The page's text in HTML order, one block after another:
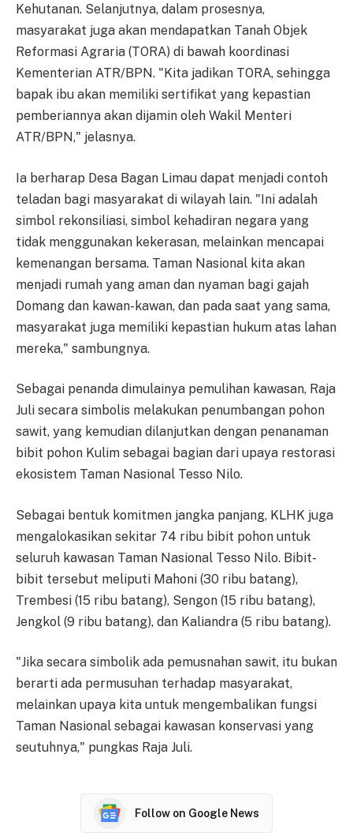
Kehutanan. Selanjutnya, dalam prosesnya,
masyarakat juga akan mendapatkan Tanah Objek
Reformasi Agraria (TORA) di bawah koordinasi
Kementerian ATR/BPN. "Kita jadikan TORA, sehingga
bapak ibu akan memiliki sertifikat yang kepastian
pemberiannya akan dijamin oleh Wakil Menteri
ATR/BPN," jelasnya.
Ia berharap Desa Bagan Limau dapat menjadi contoh
teladan bagi masyarakat di wilayah lain. "Ini adalah
simbol rekonsiliasi, simbol kehadiran negara yang
tidak menggunakan kekerasan, melainkan mencapai
kemenangan bersama. Taman Nasional kita akan
menjadi rumah yang aman dan nyaman bagi gajah
Domang dan kawan-kawan, dan pada saat yang sama,
masyarakat juga memiliki kepastian hukum atas lahan
mereka," sambungnya.
Sebagai penanda dimulainya pemulihan kawasan, Raja
Juli secara simbolis melakukan penumbangan pohon
sawit, yang kemudian dilanjutkan dengan penanaman
bibit pohon Kulim sebagai bagian dari upaya restorasi
ekosistem Taman Nasional Tesso Nilo.
Sebagai bentuk komitmen jangka panjang, KLHK juga
mengalokasikan sekitar 74 ribu bibit pohon untuk
seluruh kawasan Taman Nasional Tesso Nilo. Bibit-
bibit tersebut meliputi Mahoni (30 ribu batang),
Trembesi (15 ribu batang), Sengon (15 ribu batang),
Jengkol (9 ribu batang), dan Kaliandra (5 ribu batang).
"Jika secara simbolik ada pemusnahan sawit, itu bukan
berarti ada permusuhan terhadap masyarakat,
melainkan upaya kita untuk mengembalikan fungsi
Taman Nasional sebagai kawasan konservasi yang
seutuhnya," pungkas Raja Juli.
Follow on Google News